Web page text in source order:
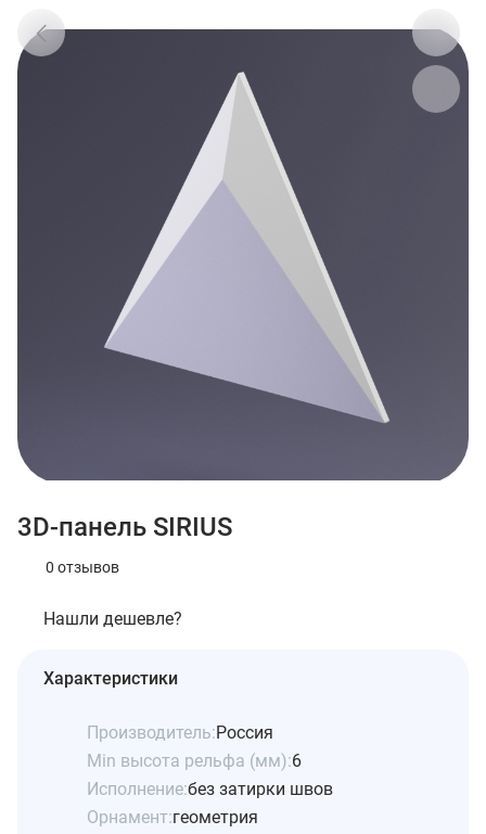
3D-панель SIRIUS
0 отзывов
Нашли дешевле?
Характеристики
Производитель:Россия
Min высота рельфа (мм):6
Исполнение:без затирки швов
Орнамент:геометрия